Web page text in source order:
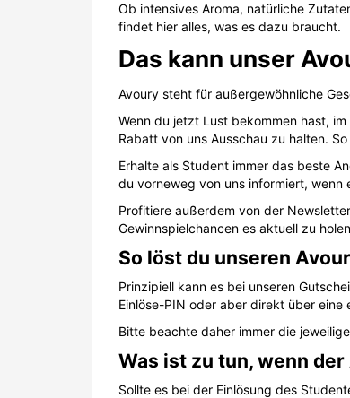
Ob intensives Aroma, natürliche
findet hier alles, was es dazu braucht.
Das kann unser
Avoury steht für außergewöhnliche
Wenn du jetzt Lust bekommen hast,
Rabatt von uns Ausschau zu halten.
Erhalte als Student immer das beste
du vorneweg von uns informiert, wenn
Profitiere außerdem von der
Gewinnspielchancen es aktuell zu
So löst du unseren
Prinzipiell kann es bei unseren
Einlöse-PIN oder aber direkt über eine
Bitte beachte daher immer die
Was ist zu tun, wenn
Sollte es bei der Einlösung des